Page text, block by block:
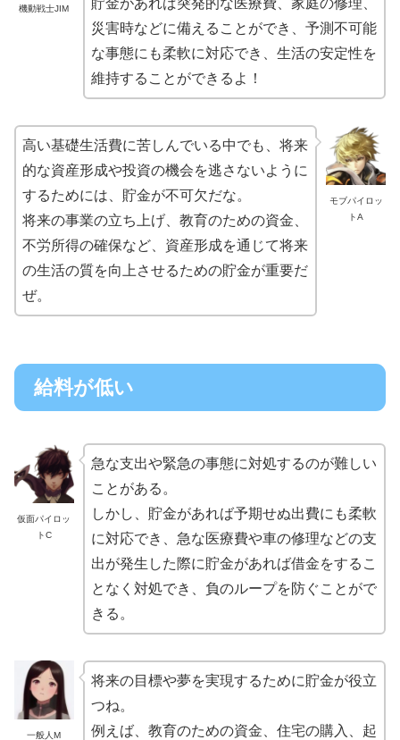
機動戦士JIM
貯金があれば突発的な医療費、家庭の修理、
災害時などに備えることができ、予測不可能
な事態にも柔軟に対応でき、生活の安定性を
維持することができるよ！
モブパイロッ
トA
高い基礎生活費に苦しんでいる中でも、将来
的な資産形成や投資の機会を逃さないように
するためには、貯金が不可欠だな。
将来の事業の立ち上げ、教育のための資金、
不労所得の確保など、資産形成を通じて将来
の生活の質を向上させるための貯金が重要だ
ぜ。
給料が低い
仮面パイロッ
トC
急な支出や緊急の事態に対処するのが難しい
ことがある。
しかし、貯金があれば予期せぬ出費にも柔軟
に対応でき、急な医療費や車の修理などの支
出が発生した際に貯金があれば借金をするこ
となく対処でき、負のループを防ぐことがで
きる。
一般人M
将来の目標や夢を実現するために貯金が役立
つね。
例えば、教育のための資金、住宅の購入、起